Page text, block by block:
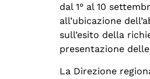
dal 1° al 10
all’ubicazione
sull’esito della
presentazione
La Direzione